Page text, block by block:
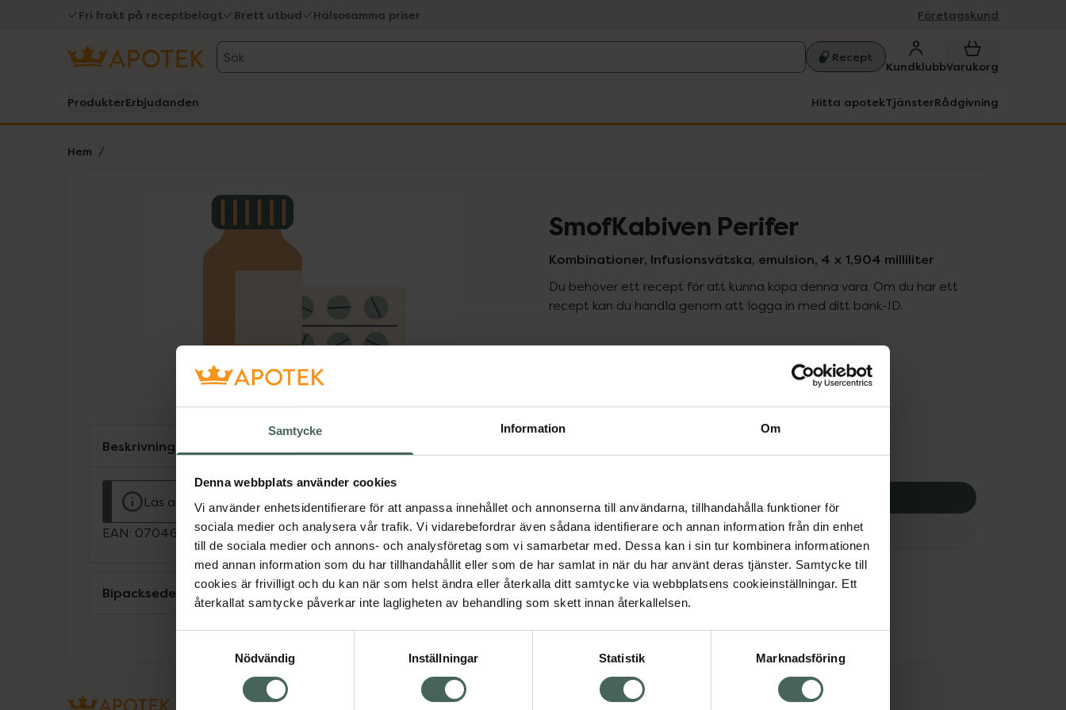
Samtycke Information Om
Denna webbplats använder cookies
Vi använder enhetsidentifierare för att anpassa innehållet och annonserna till användarna, tillhandahålla funktioner för
sociala medier och analysera vår trafik. Vi vidarebefordrar även sådana identifierare och annan information från din enhet
till de sociala medier och annons- och analysföretag som vi samarbetar med. Dessa kan i sin tur kombinera informationen
med annan information som du har tillhandahållit eller som de har samlat in när du har använt deras tjänster. Samtycke till
cookies är frivilligt och du kan när som helst ändra eller återkalla ditt samtycke via webbplatsens cookieinställningar. Ett
återkallat samtycke påverkar inte lagligheten av behandling som skett innan återkallelsen.
Nödvändig
Inställningar Statistik Marknadsföring
Fri frakt på receptbelagt Brett utbud Hälsosamma priser Företagskund
Sök Recept
KundklubbVarukorg
ProdukterErbjudanden Hitta apotekTjänsterRådgivning
Hem
Lista: . Innehåller 1 objekt. SmofKabiven Perifer
Kombinationer, Infusionsvätska, emulsion, 4 x 1,904 milliliter
Du behöver ett recept för att kunna köpa denna vara. Om du har ett
recept kan du handla genom att logga in med ditt bank-ID.
Pris med recept
Högkostnadsskyddet gäller
1373,70 kr
I apotek:1373,70 kr
Köp via ditt recept
Aktuella erbjudanden
Beskrivning
Läs alltid bipacksedeln innan användning.
EAN: 07046261547178
Bipacksedel från FASS Visa
Om recept och läkemedel